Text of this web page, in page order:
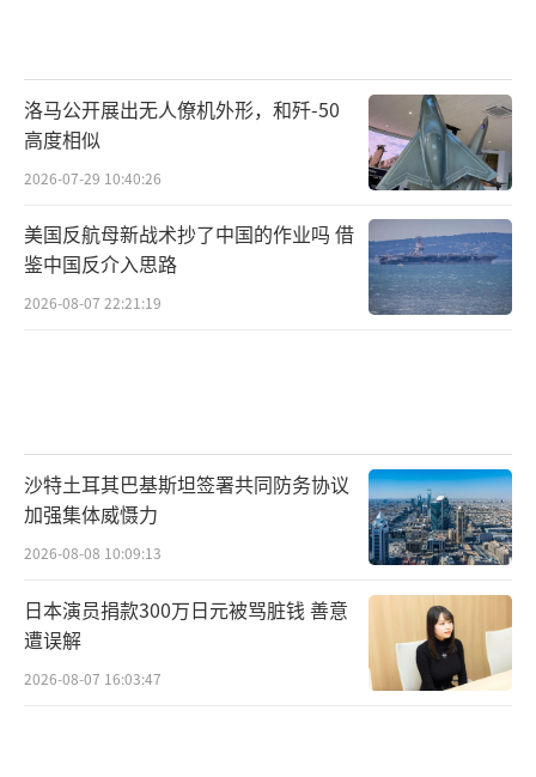
洛马公开展出无人僚机外形，和歼-50
高度相似
2026-07-29 10:40:26
美国反航母新战术抄了中国的作业吗 借
鉴中国反介入思路
2026-08-07 22:21:19
沙特土耳其巴基斯坦签署共同防务协议
加强集体威慑力
2026-08-08 10:09:13
日本演员捐款300万日元被骂脏钱 善意
遭误解
2026-08-07 16:03:47